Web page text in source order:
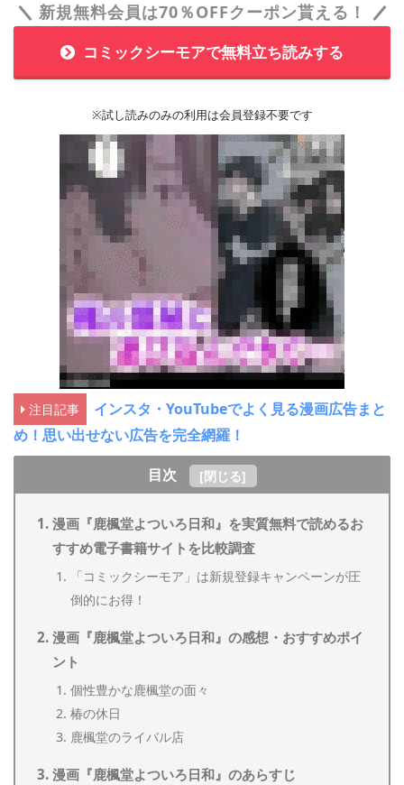
新規無料会員は70％OFFクーポン貰える！
コミックシーモアで無料立ち読みする
※試し読みのみの利用は会員登録不要です
注目記事
インスタ・YouTubeでよく見る漫画広告まと
め！思い出せない広告を完全網羅！
目次
[閉じる]
漫画『鹿楓堂よついろ日和』を実質無料で読めるお
すすめ電子書籍サイトを比較調査
「コミックシーモア」は新規登録キャンペーンが圧
倒的にお得！
漫画『鹿楓堂よついろ日和』の感想・おすすめポイ
ント
個性豊かな鹿楓堂の面々
椿の休日
鹿楓堂のライバル店
漫画『鹿楓堂よついろ日和』のあらすじ